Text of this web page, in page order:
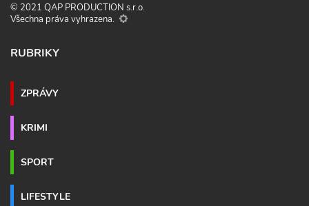
© 2021 QAP PRODUCTION s.r.o.
Všechna práva vyhrazena.
RUBRIKY
ZPRÁVY
KRIMI
SPORT
LIFESTYLE